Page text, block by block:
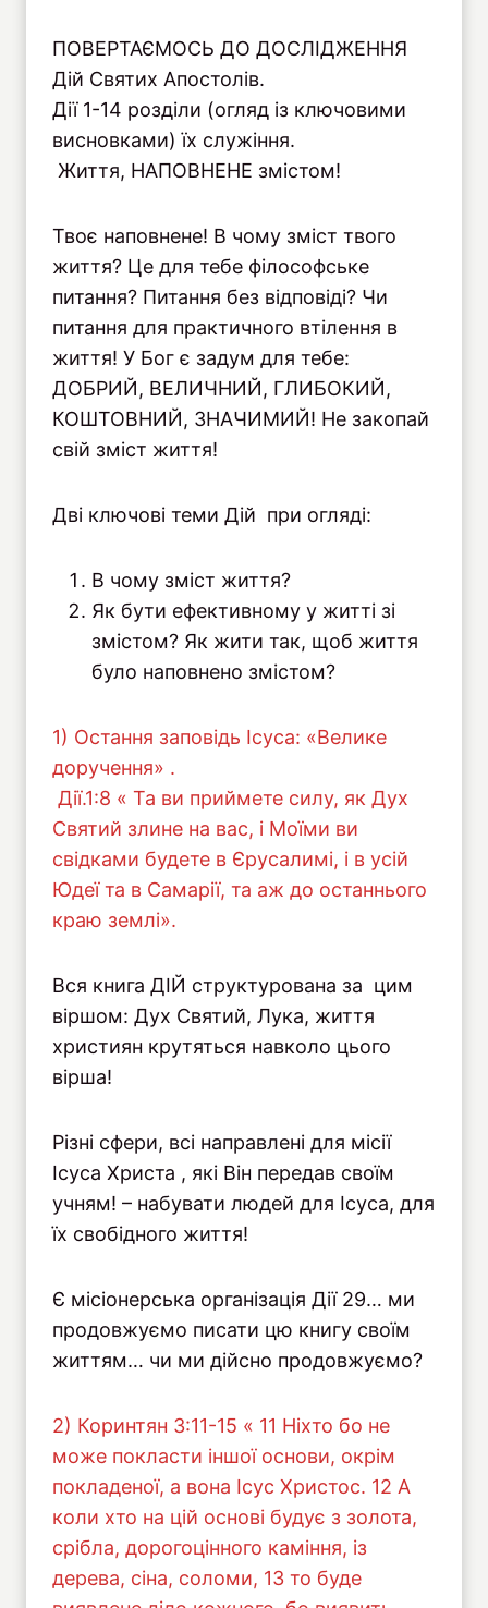
ПОВЕРТАЄМОСЬ ДО ДОСЛІДЖЕННЯ
Дій Святих Апостолів.
Дії 1-14 розділи (огляд із ключовими
висновками) їх служіння.
Життя, НАПОВНЕНЕ змістом!
Твоє наповнене! В чому зміст твого
життя? Це для тебе філософське
питання? Питання без відповіді? Чи
питання для практичного втілення в
життя! У Бог є задум для тебе:
ДОБРИЙ, ВЕЛИЧНИЙ, ГЛИБОКИЙ,
КОШТОВНИЙ, ЗНАЧИМИЙ! Не закопай
свій зміст життя!
Дві ключові теми Дій при огляді:
В чому зміст життя?
Як бути ефективному у житті зі
змістом? Як жити так, щоб життя
було наповнено змістом?
1) Остання заповідь Ісуса: «Велике
доручення» .
Дiї.1:8 « Та ви приймете силу, як Дух
Святий злине на вас, і Моїми ви
свідками будете в Єрусалимі, і в усій
Юдеї та в Самарії, та аж до останнього
краю землі».
Вся книга ДІЙ структурована за цим
віршом: Дух Святий, Лука, життя
християн крутяться навколо цього
вірша!
Різні сфери, всі направлені для місії
Ісуса Христа , які Він передав своїм
учням! – набувати людей для Ісуса, для
їх свобідного життя!
Є місіонерська організація Дії 29… ми
продовжуємо писати цю книгу своїм
життям… чи ми дійсно продовжуємо?
2) Коринтян 3:11-15 « 11 Ніхто бо не
може покласти іншої основи, окрім
покладеної, а вона Ісус Христос. 12 А
коли хто на цій основі будує з золота,
срібла, дорогоцінного каміння, із
дерева, сіна, соломи, 13 то буде